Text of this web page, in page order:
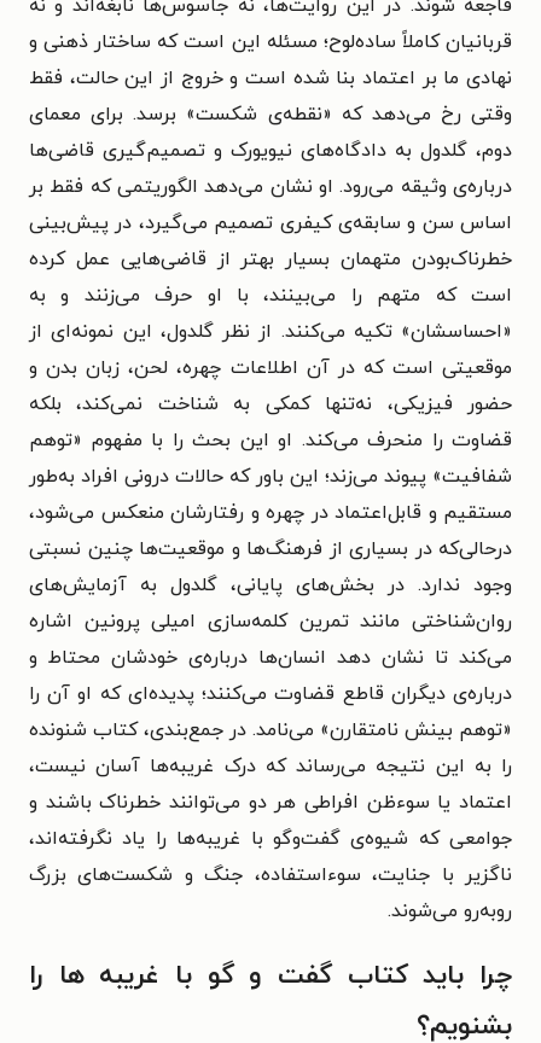
فاجعه شوند. در این روایت‌ها، نه جاسوس‌ها نابغه‌اند و نه
قربانیان کاملاً ساده‌لوح؛ مسئله این است که ساختار ذهنی و
نهادی ما بر اعتماد بنا شده است و خروج از این حالت، فقط
وقتی رخ می‌دهد که «نقطه‌ی شکست» برسد. برای معمای
دوم، گلدول به دادگاه‌های نیویورک و تصمیم‌گیری قاضی‌ها
درباره‌ی وثیقه می‌رود. او نشان می‌دهد الگوریتمی که فقط بر
اساس سن و سابقه‌ی کیفری تصمیم می‌گیرد، در پیش‌بینی
خطرناک‌بودن متهمان بسیار بهتر از قاضی‌هایی عمل کرده
است که متهم را می‌بینند، با او حرف می‌زنند و به
«احساسشان» تکیه می‌کنند. از نظر گلدول، این نمونه‌ای از
موقعیتی است که در آن اطلاعات چهره، لحن، زبان بدن و
حضور فیزیکی، نه‌تنها کمکی به شناخت نمی‌کند، بلکه
قضاوت را منحرف می‌کند. او این بحث را با مفهوم «توهم
شفافیت» پیوند می‌زند؛ این باور که حالات درونی افراد به‌طور
مستقیم و قابل‌اعتماد در چهره و رفتارشان منعکس می‌شود،
درحالی‌که در بسیاری از فرهنگ‌ها و موقعیت‌ها چنین نسبتی
وجود ندارد. در بخش‌های پایانی، گلدول به آزمایش‌های
روان‌شناختی مانند تمرین کلمه‌سازی امیلی پرونین اشاره
می‌کند تا نشان دهد انسان‌ها درباره‌ی خودشان محتاط و
درباره‌ی دیگران قاطع قضاوت می‌کنند؛ پدیده‌ای که او آن را
«توهم بینش نامتقارن» می‌نامد. در جمع‌بندی، کتاب شنونده
را به این نتیجه می‌رساند که درک غریبه‌ها آسان نیست،
اعتماد یا سوءظن افراطی هر دو می‌توانند خطرناک باشند و
جوامعی که شیوه‌ی گفت‌وگو با غریبه‌ها را یاد نگرفته‌اند،
ناگزیر با جنایت، سوءاستفاده، جنگ و شکست‌های بزرگ
روبه‌رو می‌شوند.
چرا باید کتاب گفت‌ و گو با غریبه‌ ها را
بشنویم؟